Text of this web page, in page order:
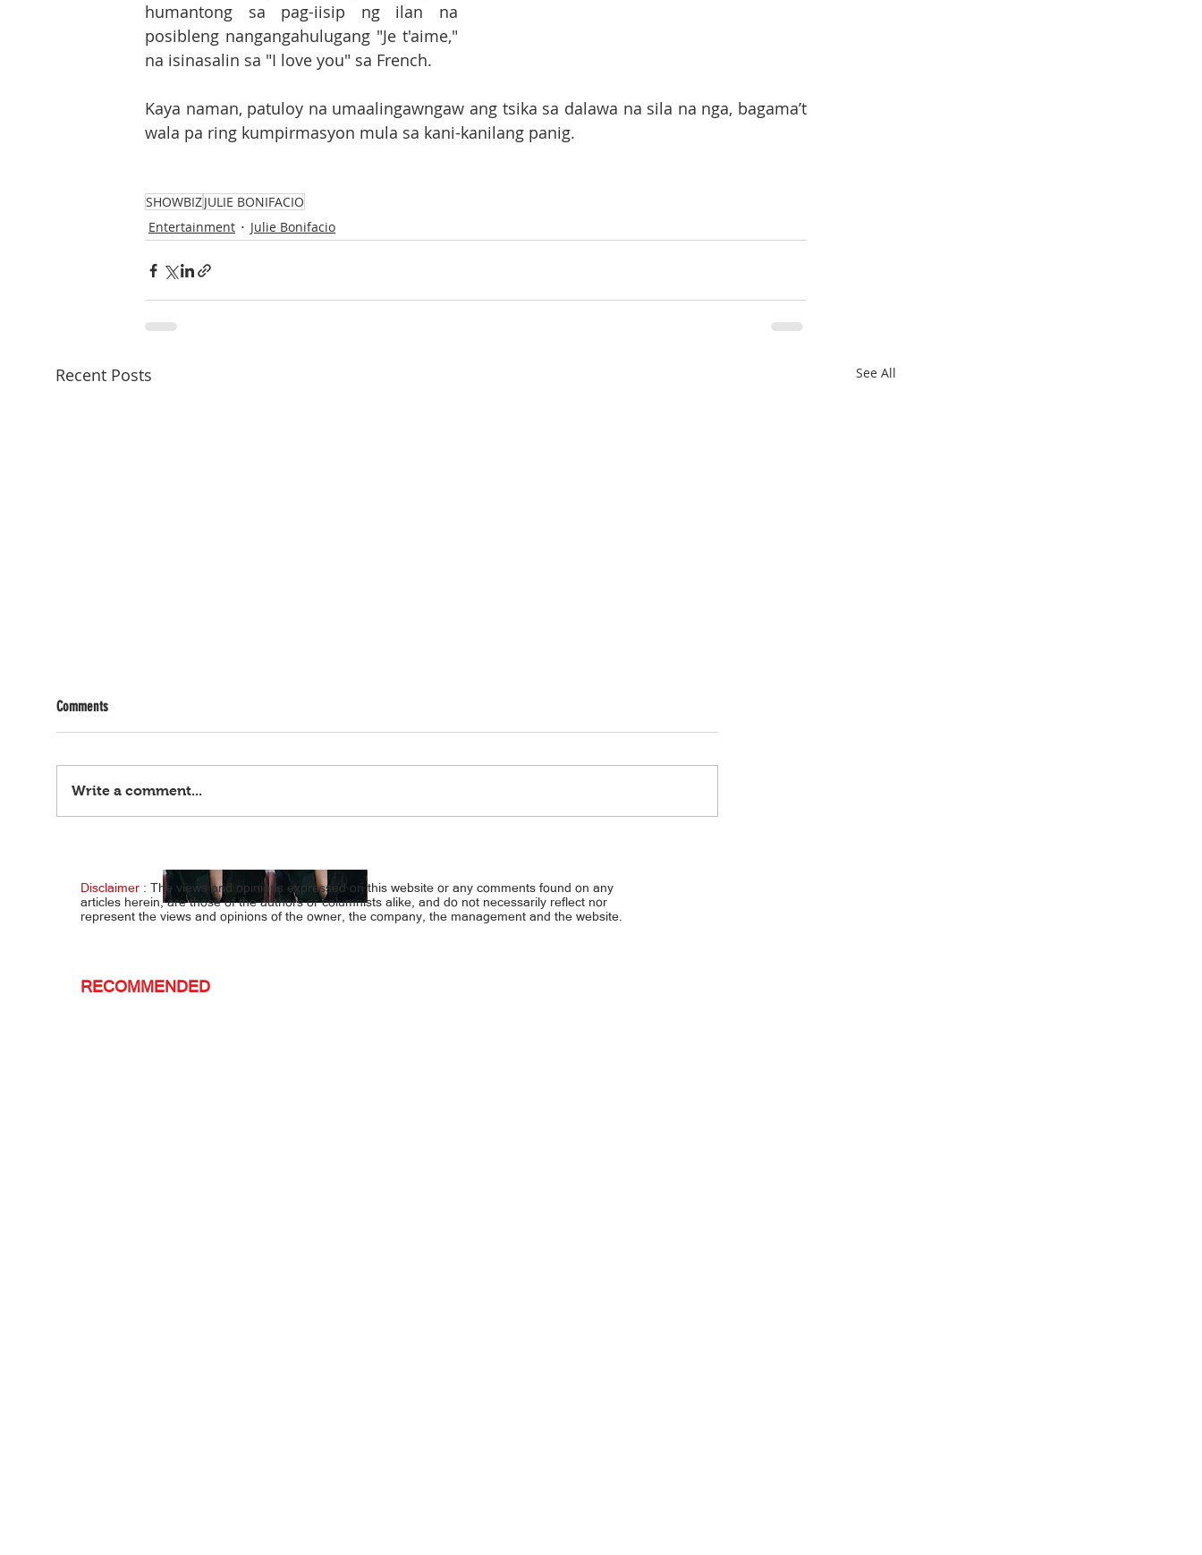
humantong sa pag-iisip ng ilan na
posibleng nangangahulugang "Je t'aime,"
na isinasalin sa "I love you" sa French.
Kaya naman, patuloy na umaalingawngaw ang tsika sa dalawa na sila na nga, bagama’t
wala pa ring kumpirmasyon mula sa kani-kanilang panig.
SHOWBIZJULIE BONIFACIO
Entertainment
Julie Bonifacio
Recent Posts See All
Comments
Write a comment...
Disclaimer : The views and opinions expressed on this website or any comments found on any
articles herein, are those of the authors or columnists alike, and do not necessarily reflect nor
represent the views and opinions of the owner, the company, the management and the website.
RECOMMENDED